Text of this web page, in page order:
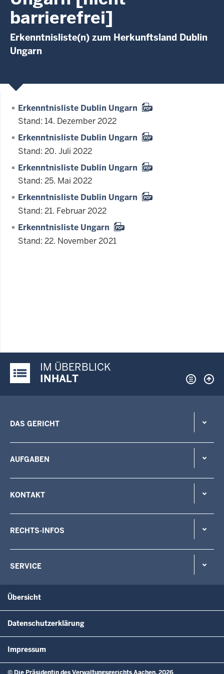
barrierefrei]
Erkenntnisliste(n) zum Herkunftsland Dublin
Ungarn
Erkenntnisliste Dublin Ungarn
Stand: 14. Dezember 2022
Erkenntnisliste Dublin Ungarn
Stand: 20. Juli 2022
Erkenntnisliste Dublin Ungarn
Stand: 25. Mai 2022
Erkenntnisliste Dublin Ungarn
Stand: 21. Februar 2022
Erkenntnisliste Ungarn
Stand: 22. November 2021
Justiz-Portal im Überblick:
IM ÜBERBLICK
INHALT
DAS GERICHT
AUFGABEN
KONTAKT
RECHTS-INFOS
SERVICE
Übersicht
Datenschutzerklärung
Impressum
© Die Präsidentin des Verwaltungsgerichts Aachen, 2026